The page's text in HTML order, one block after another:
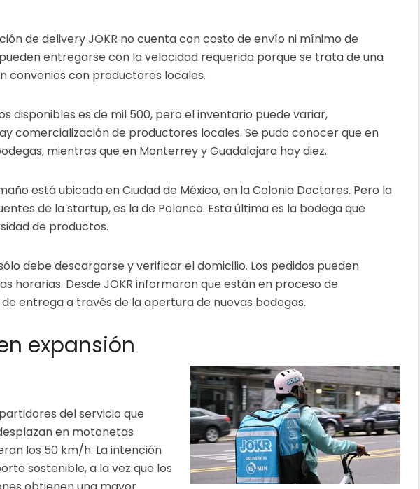
de delivery JOKR no cuenta con costo de envío ni mínimo de
entregarse con la velocidad requerida porque se trata de una
convenios con productores locales.
disponibles es de mil 500, pero el inventario puede variar,
comercialización de productores locales. Se pudo conocer que en
mientras que en Monterrey y Guadalajara hay diez.
está ubicada en Ciudad de México, en la Colonia Doctores. Pero la
de la startup, es la de Polanco. Esta última es la bodega que
de productos.
debe descargarse y verificar el domicilio. Los pedidos pueden
horarias. Desde JOKR informaron que están en proceso de
entrega a través de la apertura de nuevas bodegas.
expansión
del servicio que
en motonetas
los 50 km/h. La intención
sostenible, a la vez que los